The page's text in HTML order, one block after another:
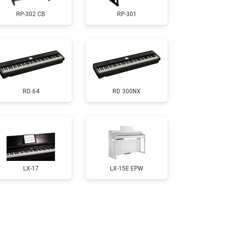
1200 ₽ Заказать
1500 ₽ Заказать
2000 ₽ Заказать
Заказать
1200 ₽
RP-302 CB RP-301
RD 64 RD 300NX
LX-17 LX-15E EPW